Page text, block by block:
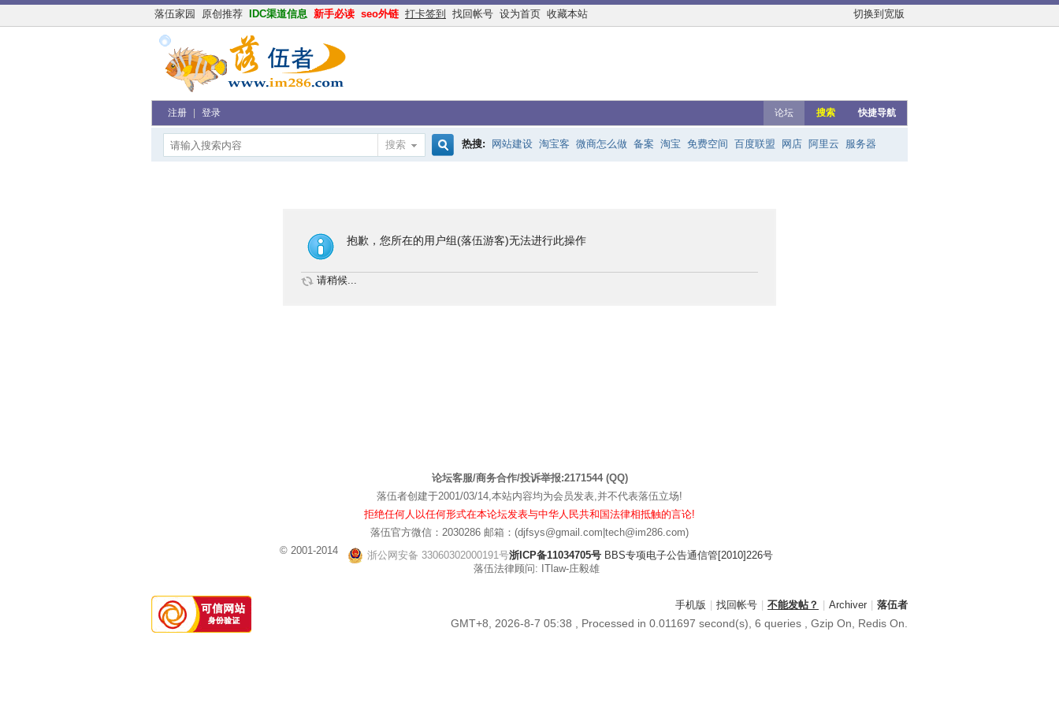
落伍家园 原创推荐 IDC渠道信息 新手必读 seo外链 打卡签到 找回帐号 设为首页 收藏本站 切换到宽版
注册 登录 论坛 搜索 快捷导航
搜索
索
热搜: 网站建设 淘宝客 微商怎么做 备案 淘宝 免费空间 百度联盟 网店 阿里云 服务器
抱歉，您所在的用户组(落伍游客)无法进行此操作
请稍候...
论坛客服/商务合作/投诉举报:2171544 (QQ)
落伍者创建于2001/03/14,本站内容均为会员发表,并不代表落伍立场!
拒绝任何人以任何形式在本论坛发表与中华人民共和国法律相抵触的言论!
落伍官方微信：2030286 邮箱：(djfsys@gmail.com|tech@im286.com)
© 2001-2014
浙公网安备 33060302000191号浙ICP备11034705号 BBS专项电子公告通信管[2010]226号
落伍法律顾问: ITlaw-庄毅雄
手机版 找回帐号 不能发帖？ Archiver 落伍者
GMT+8, 2026-8-7 05:38 , Processed in 0.011697 second(s), 6 queries , Gzip On, Redis On.